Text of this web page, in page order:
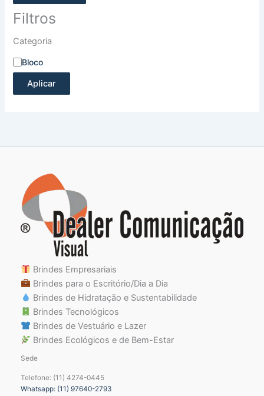
Filtros
Categoria
Bloco
Aplicar
Brindes Empresariais
Brindes para o Escritório/Dia a Dia
Brindes de Hidratação e Sustentabilidade
Brindes Tecnológicos
Brindes de Vestuário e Lazer
Brindes Ecológicos e de Bem-Estar
Sede
Telefone: (11) 4274-0445
Whatsapp: (11) 97640-2793